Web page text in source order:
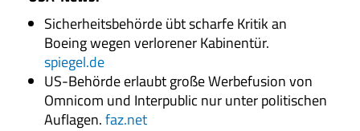
Sicherheitsbehörde übt scharfe Kritik an
Boeing wegen verlorener Kabinentür.
spiegel.de
US-Behörde erlaubt große Werbefusion von
Omnicom und Interpublic nur unter politischen
Auflagen.faz.net